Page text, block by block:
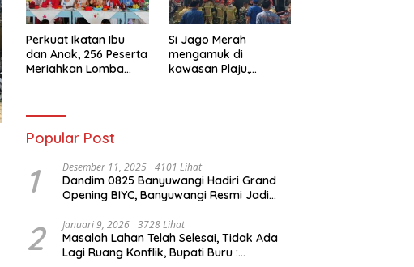
Perkuat Ikatan Ibu
dan Anak, 256 Peserta
Meriahkan Lomba
Si Jago Merah
mengamuk di
kawasan Plaju,
Popular Post
1 Desember 11, 2025 4101 Lihat
Dandim 0825 Banyuwangi Hadiri Grand
Opening BIYC, Banyuwangi Resmi Jadi
2 Januari 9, 2026 3728 Lihat
Masalah Lahan Telah Selesai, Tidak Ada
Lagi Ruang Konflik, Bupati Buru :